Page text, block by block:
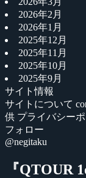
2026年2月
2026年1月
2025年12月
2025年11月
2025年10月
2025年9月
サイト情報
サイトについて
供 プライバシー
フォロー
@negitaku
『QTOUR